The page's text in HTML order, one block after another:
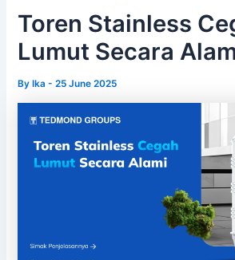
Toren Stainless
Lumut Secara
ByIka-25 June 2025